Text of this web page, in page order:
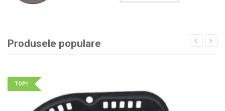
Produsele populare
TOP!